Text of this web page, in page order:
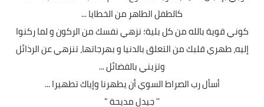
كالطفل الطاهر من الخطايا ...
كوني قوية بالله من كل بلية؛ نزهي نفسك من الركون و لما ركنوا
إليه، طهري قلبك من التعلق بالدنيا و بهرجاتها، تنزهي عن الرذائل
وتزيني بالفضائل ...
أسأل رب الصراط السوي أن يطهرنا وإياك تطهيرا ...
'' جيدل مديحة "